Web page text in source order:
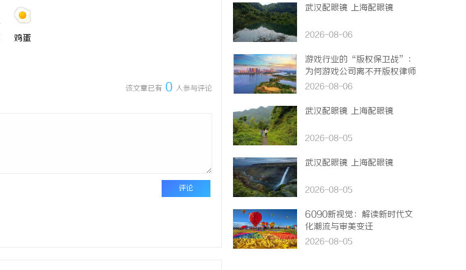
鸡蛋
该文章已有 0 人参与评论
评论
武汉配眼镜 上海配眼镜
2026-08-06
游戏行业的“版权保卫战”：
为何游戏公司离不开版权律师
2026-08-06
武汉配眼镜 上海配眼镜
2026-08-05
武汉配眼镜 上海配眼镜
2026-08-05
6090新视觉：解读新时代文
化潮流与审美变迁
2026-08-05